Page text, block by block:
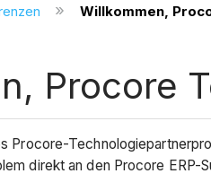
auf- und
Willkommen,
Procore
Procore-
direkt an den Procore ERP-